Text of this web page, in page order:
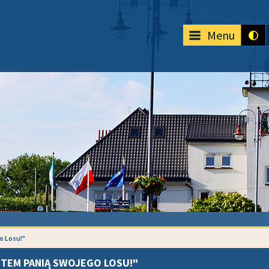
Menu
Losu!"
PANIĄ SWOJEGO LOSU!"